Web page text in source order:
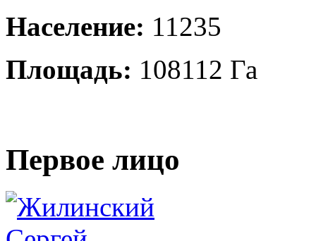
Население: 11235
Площадь: 108112 Га
Первое лицо